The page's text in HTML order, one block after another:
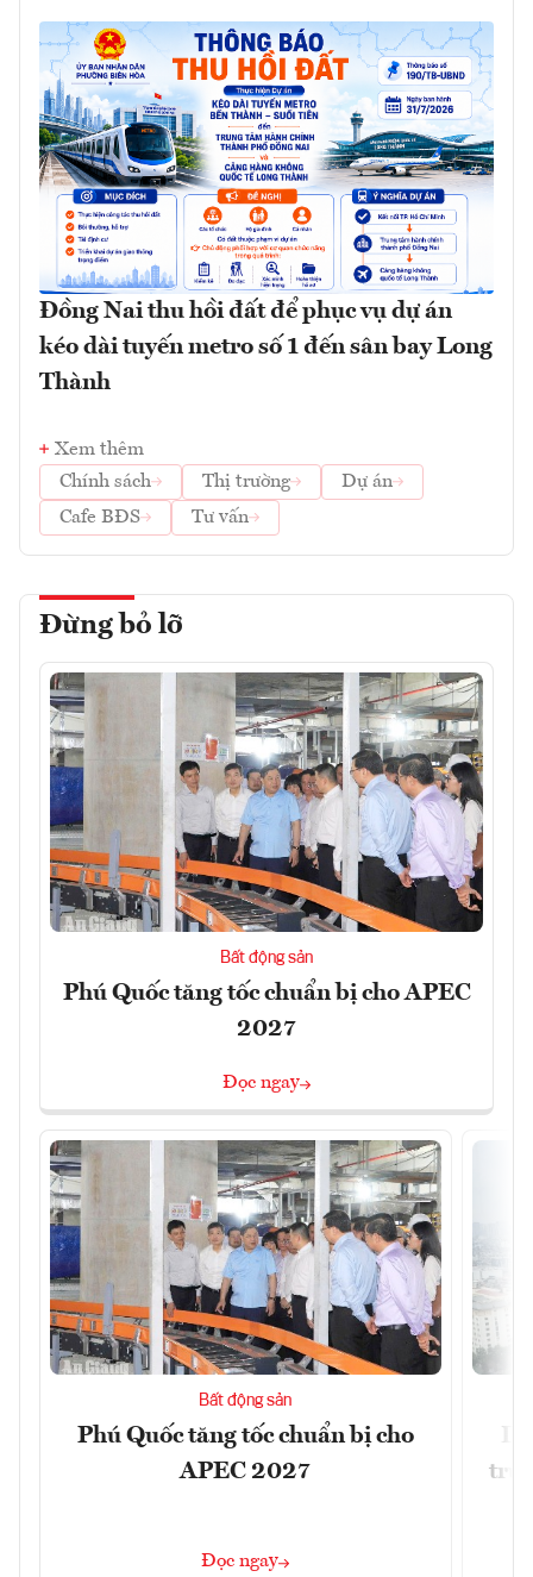
Đồng Nai thu hồi đất để phục vụ dự án
kéo dài tuyến metro số 1 đến sân bay Long
Thành
Xem thêm
Chính sách
Thị trường
Dự án
Cafe BĐS
Tư vấn
Đừng bỏ lỡ
Bất động sản
Phú Quốc tăng tốc chuẩn bị cho APEC
2027
Đọc ngay
Bất động sản
Phú Quốc tăng tốc chuẩn bị cho
APEC 2027
Đọc ngay